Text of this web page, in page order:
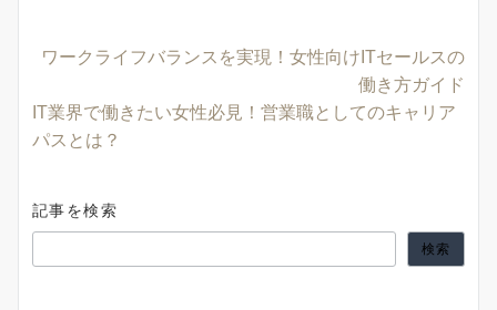
ワークライフバランスを実現！女性向けITセールスの
働き方ガイド
IT業界で働きたい女性必見！営業職としてのキャリア
パスとは？
記事を検索
検索